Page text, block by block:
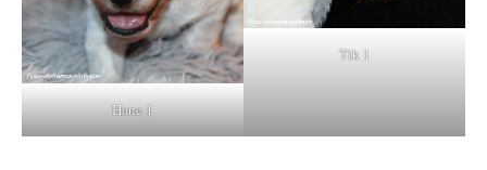
Hane 1
Tik 1